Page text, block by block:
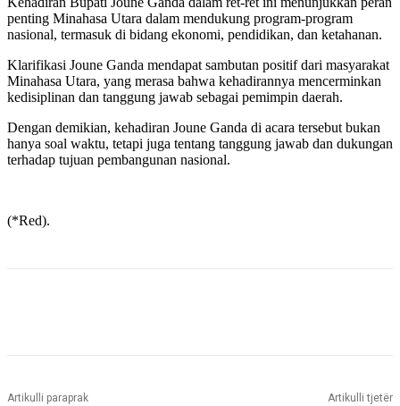
penting Minahasa Utara dalam mendukung program-program
nasional, termasuk di bidang ekonomi, pendidikan, dan ketahanan.
Klarifikasi Joune Ganda mendapat sambutan positif dari masyarakat
Minahasa Utara, yang merasa bahwa kehadirannya mencerminkan
kedisiplinan dan tanggung jawab sebagai pemimpin daerah.
Dengan demikian, kehadiran Joune Ganda di acara tersebut bukan
hanya soal waktu, tetapi juga tentang tanggung jawab dan dukungan
terhadap tujuan pembangunan nasional.
(*Red).
Artikulli paraprak Artikulli tjetër